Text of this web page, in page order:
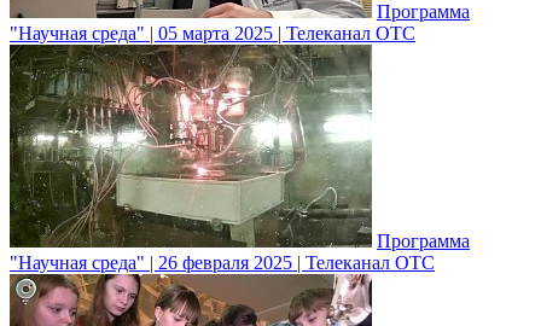
Программа
"Научная среда" | 05 марта 2025 | Телеканал ОТС
Программа
"Научная среда" | 26 февраля 2025 | Телеканал ОТС